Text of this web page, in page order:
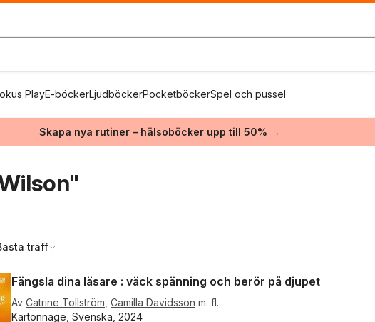
PlayE-böckerLjudböckerPocketböckerSpel och pussel
Skapa nya rutiner – hälsoböcker upp till 50% →
träff
Fängsla dina läsare : väck spänning och berör på djupet
Av Catrine Tollström Camilla Davidsson m. fl.
Kartonnage, Svenska, 2024